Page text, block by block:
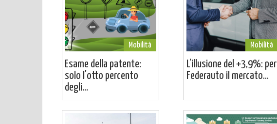
Mobilità
Esame della patente:
solo l'otto percento
degli...
Mobilità
L’illusione del +3,9%: per
Federauto il mercato...